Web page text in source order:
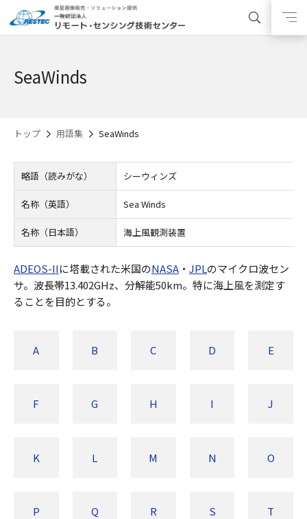
SeaWinds
トップ 用語集 SeaWinds
略語（読みがな） シーウィンズ
名称（英語） Sea Winds
名称（日本語） 海上風観測装置
ADEOS-IIに塔載された米国のNASA ・ JPLのマイクロ波セン
サ。波長帯13.402GHz、分解能50km。特に海上風を測定す
ることを目的とする。
A B C D E
F G H I J
K L M N O
P Q R S T